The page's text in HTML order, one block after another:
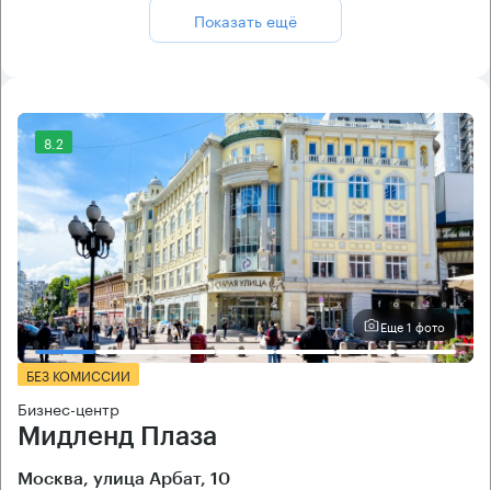
Показать ещё
8.2
Еще 1 фото
БЕЗ КОМИССИИ
Бизнес-центр
Мидленд Плаза
Москва, улица Арбат, 10